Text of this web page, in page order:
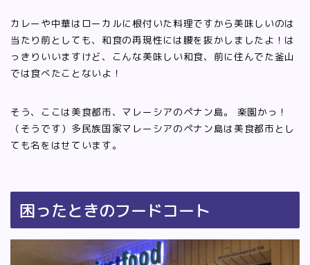
カレーや中華はローカルに根付いた料理ですから美味しいのは
当たり前としても、和食の再現性には腰を抜かしましたよ！は
っきりいいますけど、こんな美味しい和食、前に住んでた釜山
では食べたことないよ！
そう、ここは美食都市、マレーシアのペナン島。 楽園かっ！
（そうです）多民族国家マレーシアのペナン島は美食都市とし
ても名をはせています。
困ったときのフードコート